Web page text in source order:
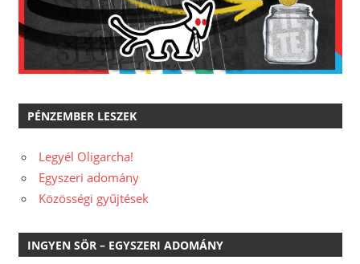
PÉNZEMBER LESZEK
Legyél Oligarcha!
Egyszeri adomány
Közösségi gyűjtések
INGYEN SÖR – EGYSZERI ADOMÁNY